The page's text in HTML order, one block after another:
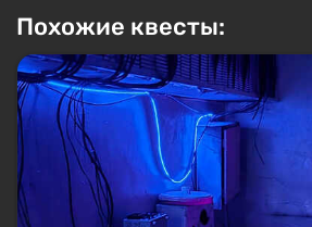
Похожие квесты: